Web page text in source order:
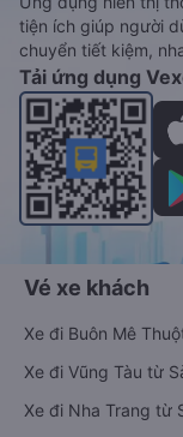
tiện ích giúp người
chuyển tiết kiệm,
Tải ứng dụng
Vé xe khách
Xe đi Buôn Mê
Xe đi Vũng Tàu từ
Xe đi Nha Trang từ